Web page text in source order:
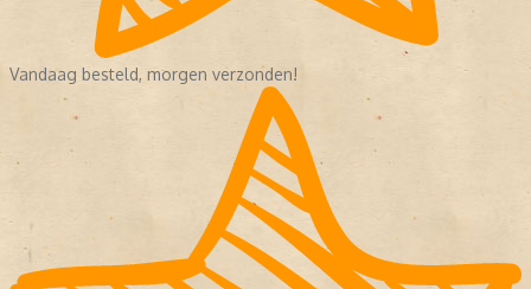
Vandaag besteld, morgen verzonden!